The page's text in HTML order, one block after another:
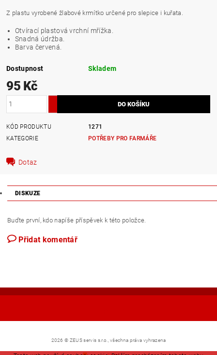
Z plastu vyrobené žlabové krmítko určené pro slepice i kuřata.
Otvírací plastová vrchní mřížka.
Snadná údržba.
Barva červená.
Dostupnost Skladem
95 Kč
KÓD PRODUKTU
1271
KATEGORIE
POTŘEBY PRO FARMÁŘE
Dotaz
DISKUZE
Buďte první, kdo napíše příspěvek k této položce.
Přidat komentář
2026 © ZEUS servis s.r.o., všechna práva vyhrazena